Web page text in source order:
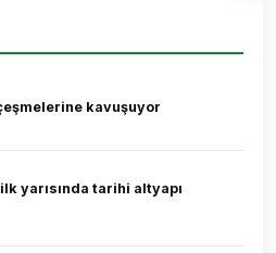
kavuşuyor
ilk yarısında tarihi altyapı